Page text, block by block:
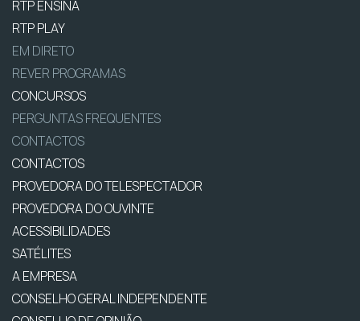
RTP ENSINA
RTP PLAY
EM DIRETO
REVER PROGRAMAS
CONCURSOS
PERGUNTAS FREQUENTES
CONTACTOS
CONTACTOS
PROVEDORA DO TELESPECTADOR
PROVEDORA DO OUVINTE
ACESSIBILIDADES
SATÉLITES
A EMPRESA
CONSELHO GERAL INDEPENDENTE